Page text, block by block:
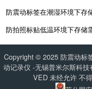
防震动标签在潮湿环境下存
防拍照标贴低温环境下存储
Copyright © 2025 防震动标
动记录仪 -无锡普米尔斯科
VED 未经允许 不